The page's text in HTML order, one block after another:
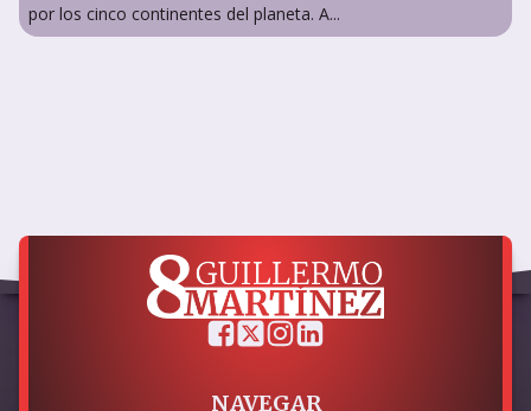
por los cinco continentes del planeta. A...
NAVEGAR